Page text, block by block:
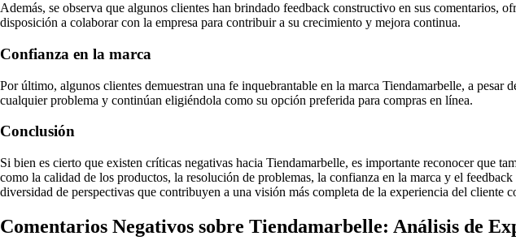
Además, se observa que algunos clientes han brindado feedback constructivo en sus comentarios,
disposición a colaborar con la empresa para contribuir a su crecimiento y mejora continua.
Confianza en la marca
Por último, algunos clientes demuestran una fe inquebrantable en la marca Tiendamarbelle, a pesar
cualquier problema y continúan eligiéndola como su opción preferida para compras en línea.
Conclusión
Si bien es cierto que existen críticas negativas hacia Tiendamarbelle, es importante reconocer que
como la calidad de los productos, la resolución de problemas, la confianza en la marca y el
diversidad de perspectivas que contribuyen a una visión más completa de la experiencia del cliente
Comentarios Negativos sobre Tiendamarbelle: Análisis de